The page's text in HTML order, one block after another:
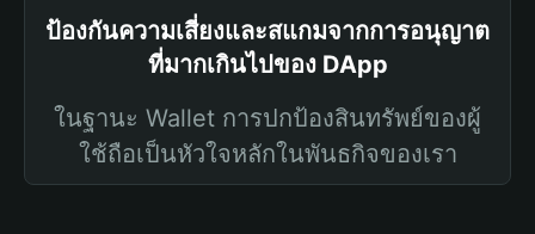
ป้องกันความเสี่ยงและสแกมจากการอนุญาต
ที่มากเกินไปของ DApp
ในฐานะ Wallet การปกป้องสินทรัพย์ของผู้
ใช้ถือเป็นหัวใจหลักในพันธกิจของเรา